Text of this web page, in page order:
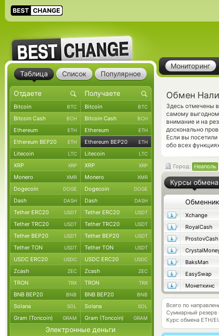
Мониторинг
Обмен
Здесь отмечены
самому
внимание и на
досконально
Если вы
обо всех
Город: Неаполь
Курсы обмена
Обменник
Xchange
RoyalCash
ProstovCash
BaksMan
EasySwap
Монеткинс
Всего по
Суммарный резерв
Курс обмена ETH/
Таблица Список Популярное
Bitcoin BTC Bitcoin BTC
Bitcoin Cash BCH Bitcoin Cash BCH
Ethereum ETH Ethereum ETH
Ethereum BEP20 ETH Ethereum BEP20 ETH
Litecoin LTC Litecoin LTC
XRP XRP XRP XRP
Monero XMR Monero XMR
Dogecoin DOGE Dogecoin DOGE
Dash DASH Dash DASH
Tether ERC20 USDT Tether ERC20 USDT
Tether TRC20 USDT Tether TRC20 USDT
Tether BEP20 USDT Tether BEP20 USDT
Tether TON USDT Tether TON USDT
USDC ERC20 USDC USDC ERC20 USDC
Zcash ZEC Zcash ZEC
TRON TRX TRON TRX
BNB BEP20 BNB BNB BEP20 BNB
Solana SOL Solana SOL
Gram (Toncoin) GRAM Gram (Toncoin) GRAM
Электронные деньги